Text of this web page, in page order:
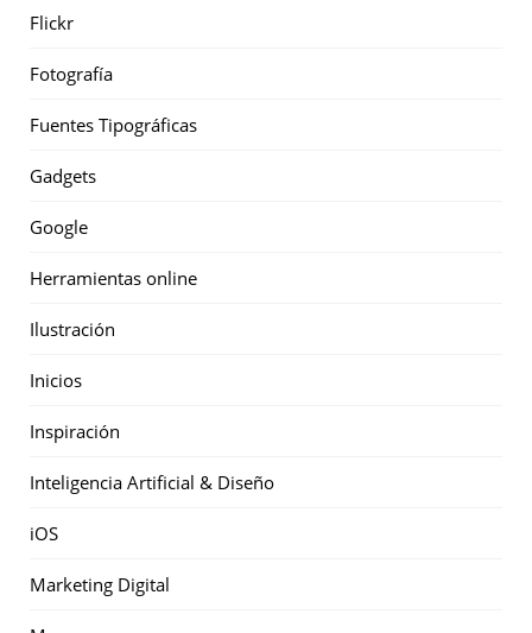
Flickr
Fotografía
Fuentes Tipográficas
Gadgets
Google
Herramientas online
Ilustración
Inicios
Inspiración
Inteligencia Artificial & Diseño
iOS
Marketing Digital